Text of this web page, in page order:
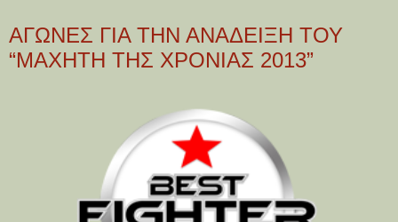
ΑΓΩΝΕΣ ΓΙΑ ΤΗΝ ΑΝΑΔΕΙΞΗ ΤΟΥ
“ΜΑΧΗΤΗ ΤΗΣ ΧΡΟΝΙΑΣ 2013”